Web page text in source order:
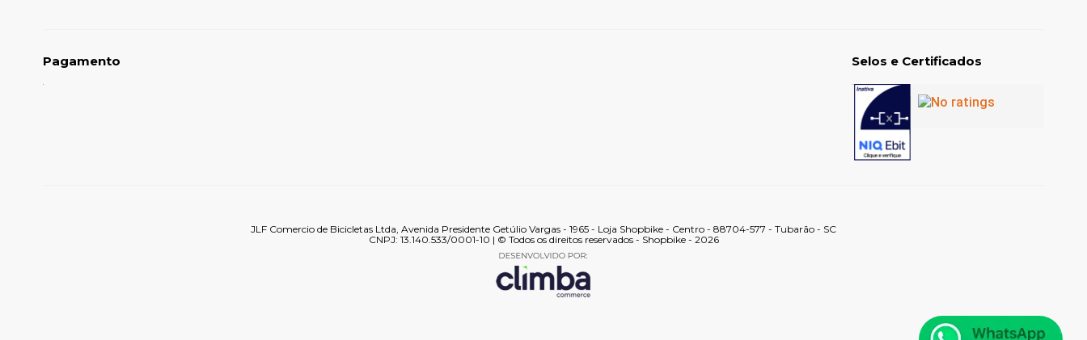
Pagamento Selos e Certificados
JLF Comercio de Bicicletas Ltda, Avenida Presidente Getúlio Vargas - 1965 - Loja Shopbike - Centro - 88704-577 - Tubarão - SC
CNPJ: 13.140.533/0001-10 | © Todos os direitos reservados - Shopbike - 2026